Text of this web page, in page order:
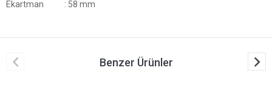
Ekartman
: 58 mm
Benzer Ürünler